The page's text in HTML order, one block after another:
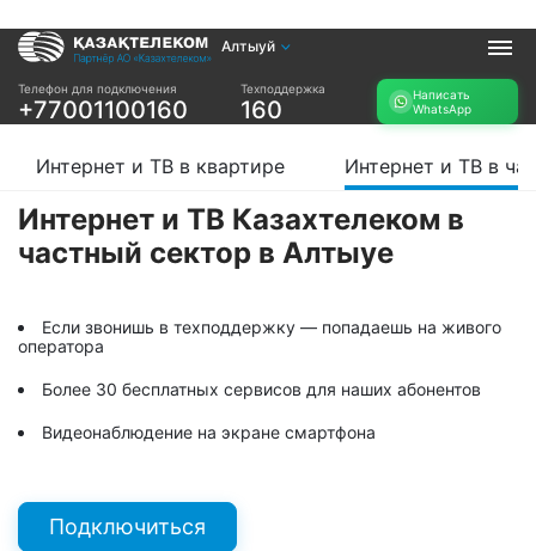
Алтыуй
Телефон для подключения
+77001100160
Техподдержка
160
Написать
WhatsApp
Услуги
Интернет и ТВ в
Интернет и ТВ в
Интернет в офис
Прочее
возможность
подключения
возможность
названию ЖК
Заявка на
Подключиться к
Интернет и ТВ в квартире Интернет и ТВ в
Интернет и ТВ Казахтелеком в
частный сектор в Алтыуе
Если звонишь в техподдержку — попадаешь на живого
оператора
Более 30 бесплатных сервисов для наших абонентов
Видеонаблюдение на экране смартфона
Подключиться